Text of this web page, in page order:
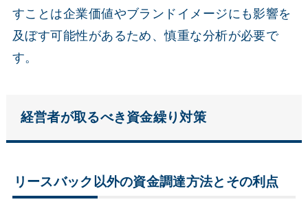
すことは企業価値やブランドイメージにも影響を
及ぼす可能性があるため、慎重な分析が必要で
す。
経営者が取るべき資金繰り対策
リースバック以外の資金調達方法とその利点